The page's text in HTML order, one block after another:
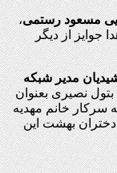
مسعود رستمی،
جوایز از دیگر
مدیر شبکه
نصیری بعنوان
علمی ماهان و نوجوان ۱۳ ساله سرکار خانم مهدیه
بهشت این